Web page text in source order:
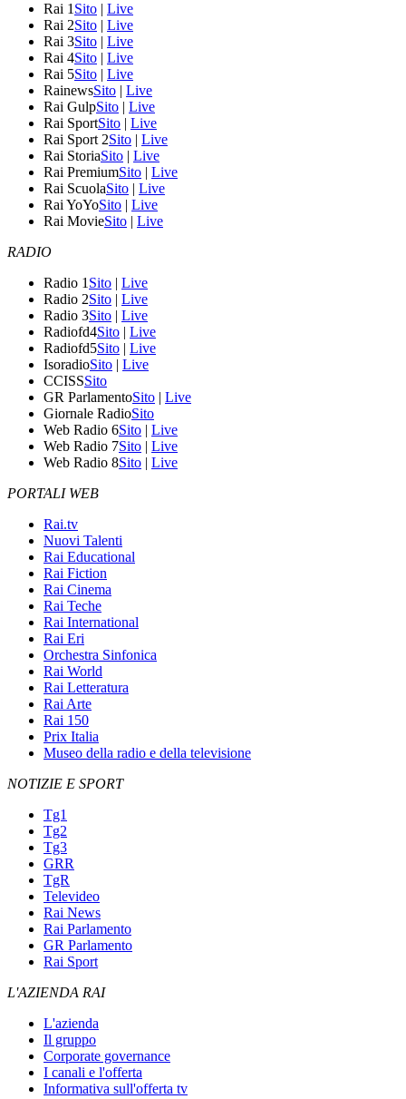
Rai 1 Sito | Live
Rai 2Sito | Live
Rai 3Sito | Live
Rai 4Sito | Live
Rai 5Sito | Live
RainewsSito | Live
Rai GulpSito | Live
Rai SportSito | Live
Rai Sport 2Sito | Live
Rai StoriaSito | Live
Rai PremiumSito | Live
Rai ScuolaSito | Live
Rai YoYoSito | Live
Rai MovieSito | Live
RADIO
Radio 1 Sito | Live
Radio 2Sito | Live
Radio 3Sito | Live
Radiofd4Sito | Live
Radiofd5Sito | Live
IsoradioSito | Live
CCISSSito
GR ParlamentoSito | Live
Giornale RadioSito
Web Radio 6Sito | Live
Web Radio 7Sito | Live
Web Radio 8Sito | Live
PORTALI WEB
Rai.tv
Nuovi Talenti
Rai Educational
Rai Fiction
Rai Cinema
Rai Teche
Rai International
Rai Eri
Orchestra Sinfonica
Rai World
Rai Letteratura
Rai Arte
Rai 150
Prix Italia
Museo della radio e della televisione
NOTIZIE E SPORT
Tg1
Tg2
Tg3
GRR
TgR
Televideo
Rai News
Rai Parlamento
GR Parlamento
Rai Sport
L'AZIENDA RAI
L'azienda
Il gruppo
Corporate governance
I canali e l'offerta
Informativa sull'offerta tv